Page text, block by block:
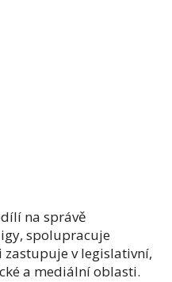
na správě
spolupracuje
zastupuje v legislativní,
a mediální oblasti.